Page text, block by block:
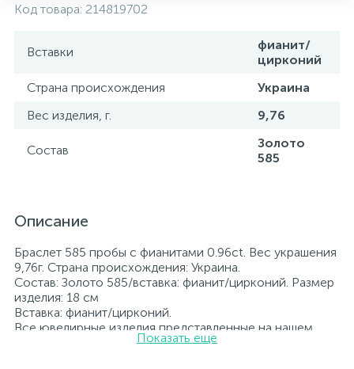
Код товара: 214819702
Вставки
фианит/
цирконий
Страна происхождения
Украина
Вес изделия, г.
9,76
Состав
Золото
585
Описание
Браслет 585 пробы с фианитами 0.96ct. Вес украшения
9,76г. Страна происхождения: Украина.
Состав: Золото 585/вставка: фианит/цирконий. Размер
изделия: 18 см
Вставка: фианит/цирконий.
Все ювелирные изделия представленные на нашем
сайте прошли внутренний контроль качества, а также
Показать еще